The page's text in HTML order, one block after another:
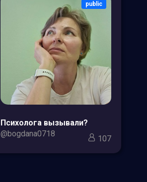
public
Психолога вызывали?
@bogdana0718
107